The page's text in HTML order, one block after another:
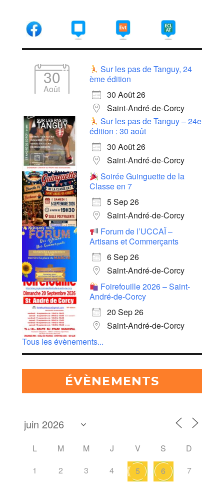
30
Août
Sur les pas de Tanguy, 24
ème édition
30 Août 26
Saint-André-de-Corcy
Sur les pas de Tanguy – 24e
édition : 30 août
30 Août 26
Saint-André-de-Corcy
Soirée Guinguette de la
Classe en 7
5 Sep 26
Saint-André-de-Corcy
Forum de l’UCCAÏ –
Artisans et Commerçants
6 Sep 26
Saint-André-de-Corcy
Foirefouille 2026 – Saint-
André-de-Corcy
20 Sep 26
Saint-André-de-Corcy
Tous les évènements...
ÉVÈNEMENTS
L M M J V S
D
1
2 3 4 5 6 7